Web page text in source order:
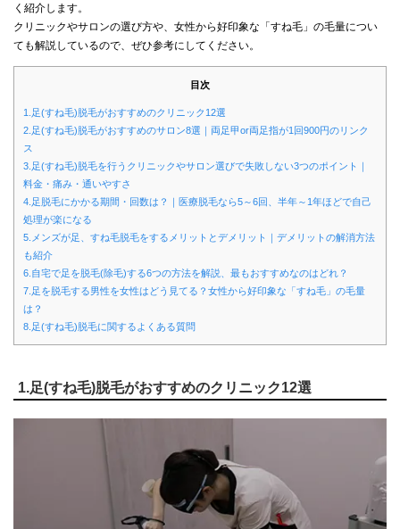
く紹介します。
クリニックやサロンの選び方や、女性から好印象な「すね毛」の毛量につい
ても解説しているので、ぜひ参考にしてください。
目次
1.足(すね毛)脱毛がおすすめのクリニック12選
2.足(すね毛)脱毛がおすすめのサロン8選｜両足甲or両足指が1回900円のリンク
ス
3.足(すね毛)脱毛を行うクリニックやサロン選びで失敗しない3つのポイント｜
料金・痛み・通いやすさ
4.足脱毛にかかる期間・回数は？｜医療脱毛なら5～6回、半年～1年ほどで自己
処理が楽になる
5.メンズが足、すね毛脱毛をするメリットとデメリット｜デメリットの解消方法
も紹介
6.自宅で足を脱毛(除毛)する6つの方法を解説、最もおすすめなのはどれ？
7.足を脱毛する男性を女性はどう見てる？女性から好印象な「すね毛」の毛量
は？
8.足(すね毛)脱毛に関するよくある質問
1.足(すね毛)脱毛がおすすめのクリニック12選